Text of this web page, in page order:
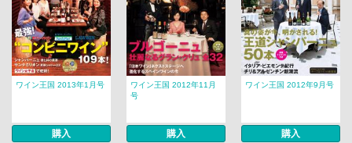
ワイン王国 2013年1月号
購入
ワイン王国 2012年11月
号
購入
ワイン王国 2012年9月号
購入